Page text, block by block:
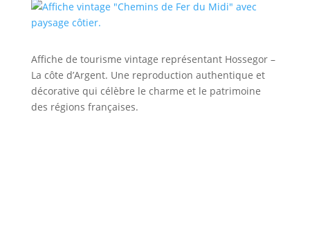
Affiche de tourisme vintage représentant Hossegor –
La côte d’Argent. Une reproduction authentique et
décorative qui célèbre le charme et le patrimoine
des régions françaises.